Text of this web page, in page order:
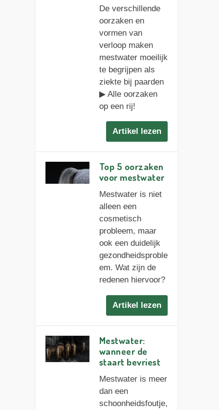
De verschillende
oorzaken en
vormen van
verloop maken
mestwater moeilijk
te begrijpen als
ziekte bij paarden
▶︎ Alle oorzaken
op een rij!
Artikel lezen
Top 5 oorzaken
voor mestwater
Mestwater is niet
alleen een
cosmetisch
probleem, maar
ook een duidelijk
gezondheidsproble
em. Wat zijn de
redenen hiervoor?
Artikel lezen
Mestwater:
wanneer de
staart bevriest
Mestwater is meer
dan een
schoonheidsfoutje,